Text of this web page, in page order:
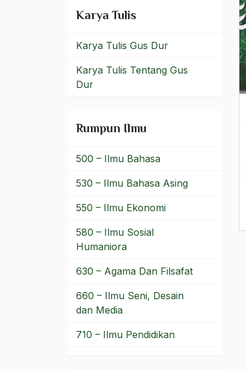
Karya Tulis
Karya Tulis Gus Dur
Karya Tulis Tentang Gus
Dur
Rumpun Ilmu
500 – Ilmu Bahasa
530 – Ilmu Bahasa Asing
550 – Ilmu Ekonomi
580 – Ilmu Sosial
Humaniora
630 – Agama Dan Filsafat
660 – Ilmu Seni, Desain
dan Media
710 – Ilmu Pendidikan
Mubarok
Mufakat Cibeureung
Mufti Hadramaut
Thabranie
Muhammad Anwar sadat
Muhammad Jusuf Kala
Muhammad Mustafa al-
Muhammad Natsir
Muhammad Saw
Muhammaditah
muhammadiyah
muhammadiyyah